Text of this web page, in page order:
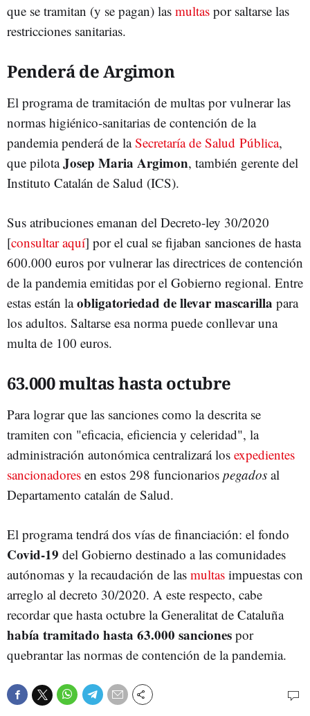
que se tramitan (y se pagan) las multas por saltarse las
restricciones sanitarias.
Penderá de Argimon
El programa de tramitación de multas por vulnerar las
normas higiénico-sanitarias de contención de la
pandemia penderá de laSecretaría de Salud Pública,
que pilotaJosep Maria Argimon, también gerente del
Instituto Catalán de Salud (ICS).
Sus atribuciones emanan del Decreto-ley 30/2020
[consultar aquí] por el cual se fijaban sanciones de hasta
600.000 euros por vulnerar las directrices de contención
de la pandemia emitidas por el Gobierno regional. Entre
estas están laobligatoriedad de llevar mascarilla para
los adultos. Saltarse esa norma puede conllevar una
multa de 100 euros.
63.000 multas hasta octubre
Para lograr que las sanciones como la descrita se
tramiten con "eficacia, eficiencia y celeridad", la
administración autonómica centralizará los expedientes
sancionadores en estos 298 funcionarios pegados al
Departamento catalán de Salud.
El programa tendrá dos vías de financiación: el fondo
Covid-19 del Gobierno destinado a las comunidades
autónomas y la recaudación de las multas impuestas con
arreglo al decreto 30/2020. A este respecto, cabe
recordar que hasta octubre la Generalitat de Cataluña
había tramitado hasta 63.000 sanciones por
quebrantar las normas de contención de la pandemia.